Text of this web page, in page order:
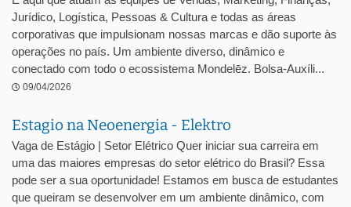
Jurídico, Logística, Pessoas & Cultura e todas as áreas
corporativas que impulsionam nossas marcas e dão suporte às
operações no país. Um ambiente diverso, dinâmico e
conectado com todo o ecossistema Mondelēz. Bolsa-Auxíli...
09/04/2026
Estagio na Neoenergia - Elektro
Vaga de Estágio | Setor Elétrico Quer iniciar sua carreira em
uma das maiores empresas do setor elétrico do Brasil? Essa
pode ser a sua oportunidade! Estamos em busca de estudantes
que queiram se desenvolver em um ambiente dinâmico, com